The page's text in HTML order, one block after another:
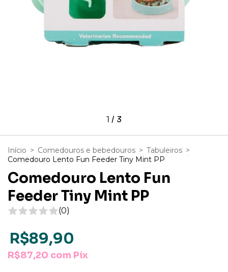
1 / 3
Início > Comedouros e bebedouros > Tabuleiros >
Comedouro Lento Fun Feeder Tiny Mint PP
Comedouro Lento Fun
Feeder Tiny Mint PP
(0)
R$89,90
R$87,20 com Pix